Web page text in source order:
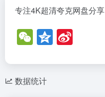
专注4K超清夸克网盘分享
W
e
C
h
Q
z
o a
数据统计